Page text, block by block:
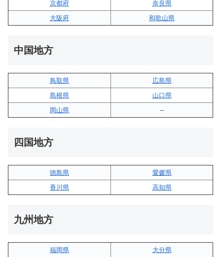
京都府
奈良県
大阪府
和歌山県
中国地方
鳥取県
広島県
島根県
山口県
岡山県
–
四国地方
徳島県
愛媛県
香川県
高知県
九州地方
福岡県 大分県